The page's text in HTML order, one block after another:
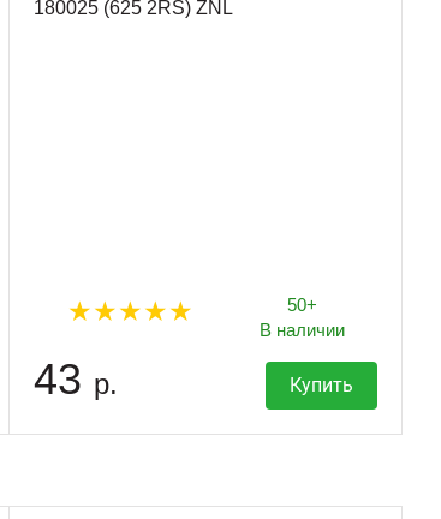
180025 (625 2RS) ZNL
50+
В наличии
43 р. Купить